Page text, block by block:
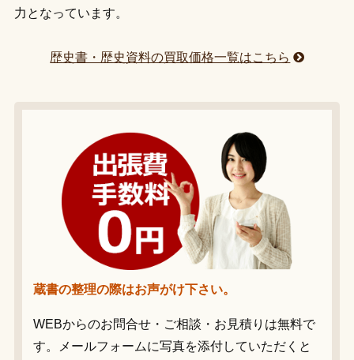
力となっています。
歴史書・歴史資料の買取価格一覧はこちら
蔵書の整理の際はお声がけ下さい。
WEBからのお問合せ・ご相談・お見積りは無料で
す。メールフォームに写真を添付していただくと